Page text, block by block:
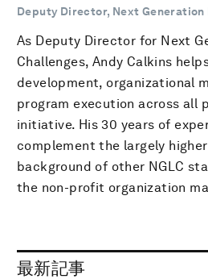
Deputy Director, Next Generation
As Deputy Director for Next
Challenges, Andy Calkins
development, organizational
program execution across all
initiative. His 30 years of
complement the largely
background of other NGLC
the non-profit organization
最新記事